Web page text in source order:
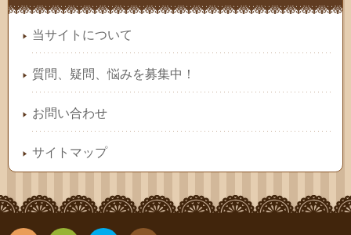
当サイトについて
質問、疑問、悩みを募集中！
お問い合わせ
サイトマップ